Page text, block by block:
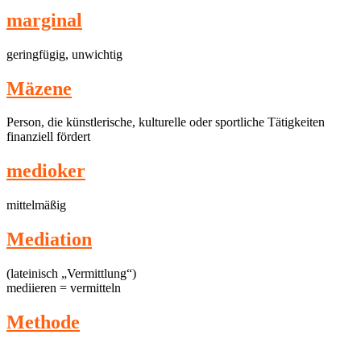
marginal
geringfügig, unwichtig
Mäzene
Person, die künstlerische, kulturelle oder sportliche Tätigkeiten
finanziell fördert
me­di­o­ker
mittelmäßig
Mediation
(lateinisch „Vermittlung“)
mediieren = vermitteln
Methode